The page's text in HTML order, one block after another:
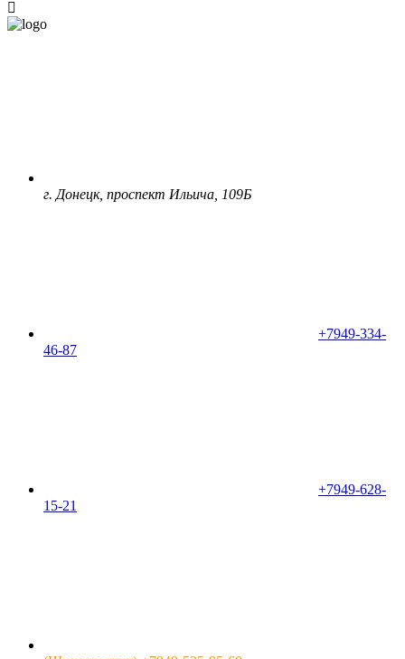
г. Донецк, проспект Ильича, 109Б
+7949-334-
46-87
+7949-628-
15-21